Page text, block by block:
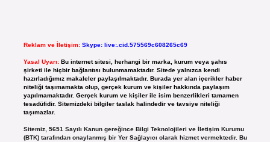
Reklam ve İletişim: Skype: live:.cid.575569c608265c69
Yasal Uyarı: Bu internet sitesi, herhangi bir marka, kurum veya şahıs
şirketi ile hiçbir bağlantısı bulunmamaktadır. Sitede yalnızca kendi
hazırladığımız makaleler paylaşılmaktadır. Burada yer alan içerikler haber
niteliği taşımamakta olup, gerçek kurum ve kişiler hakkında paylaşım
yapılmamaktadır. Gerçek kurum ve kişiler ile isim benzerlikleri tamamen
tesadüfidir. Sitemizdeki bilgiler taslak halindedir ve tavsiye niteliği
taşımazlar.
Sitemiz, 5651 Sayılı Kanun gereğince Bilgi Teknolojileri ve İletişim Kurumu
(BTK) tarafından onaylanmış bir Yer Sağlayıcı olarak hizmet vermektedir. Bu